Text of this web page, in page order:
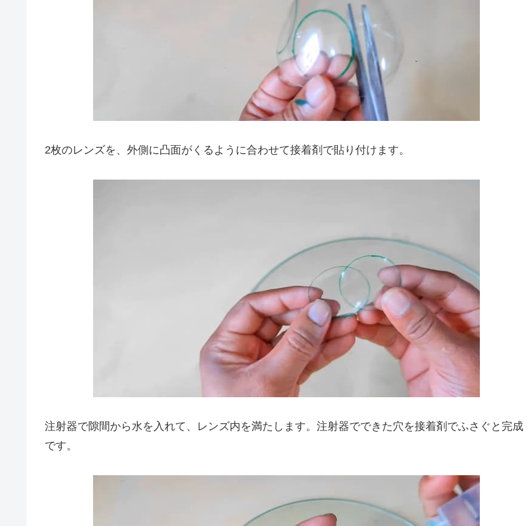
2枚のレンズを、外側に凸面がくるように合わせて接着剤で貼り付けます。
注射器で隙間から水を入れて、レンズ内を満たします。注射器でできた穴を接着剤でふさぐと完成
です。